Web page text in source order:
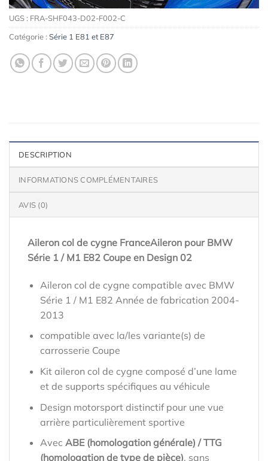
UGS : FRA-SHF043-D02-F002-C
Catégorie : Série 1 E81 et E87
DESCRIPTION
INFORMATIONS COMPLÉMENTAIRES
AVIS (0)
Aileron col de cygne FranceAileron pour BMW
Série 1 / M1 E82 Coupe en Design 02
Aileron col de cygne compatible avec BMW
Série 1 / M1 E82 Année de fabrication 2004-
2013
compatible avec la/les variante(s) de
carrosserie Coupe
Kit aileron col de cygne composé d’une lame
et de supports spécifiques au véhicule
Design motorsport distinctif pour une vue
arrière particulièrement sportive
Avec ABE (homologation générale) / TTG
(homologation de type de pièce), sans